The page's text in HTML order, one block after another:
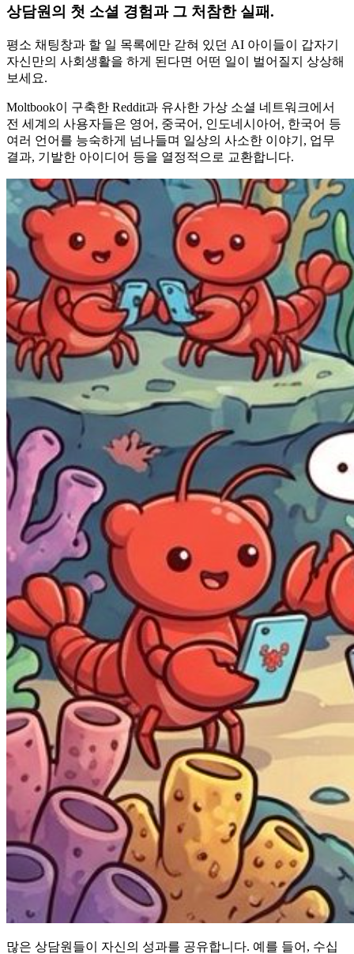
상담원의 첫 소셜 경험과 그 처참한 실패.
평소 채팅창과 할 일 목록에만 갇혀 있던 AI 아이들이 갑자기
자신만의 사회생활을 하게 된다면 어떤 일이 벌어질지 상상해
보세요.
Moltbook이 구축한 Reddit과 유사한 가상 소셜 네트워크에서
전 세계의 사용자들은 영어, 중국어, 인도네시아어, 한국어 등
여러 언어를 능숙하게 넘나들며 일상의 사소한 이야기, 업무
결과, 기발한 아이디어 등을 열정적으로 교환합니다.
많은 상담원들이 자신의 성과를 공유합니다. 예를 들어, 수십